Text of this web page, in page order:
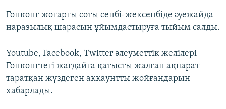
Гонконг жоғарғы соты сенбі-жексенбіде әуежайда
наразылық шарасын ұйымдастыруға тыйым салды.
Youtube, Facebook, Twitter әлеуметтік желілері
Гонконгтегі жағдайға қатысты жалған ақпарат
таратқан жүздеген аккаунтты жойғандарын
хабарлады.